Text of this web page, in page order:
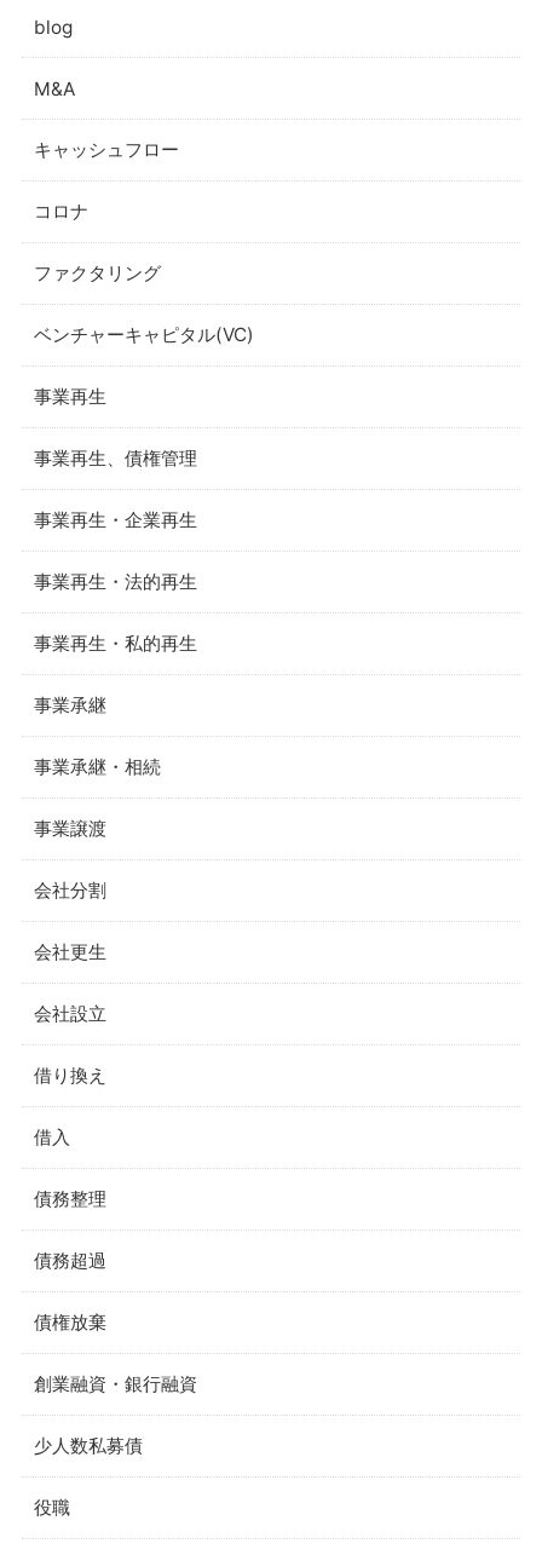
blog
M&A
キャッシュフロー
コロナ
ファクタリング
ベンチャーキャピタル(VC)
事業再生
事業再生、債権管理
事業再生・企業再生
事業再生・法的再生
事業再生・私的再生
事業承継
事業承継・相続
事業譲渡
会社分割
会社更生
会社設立
借り換え
借入
債務整理
債務超過
債権放棄
創業融資・銀行融資
少人数私募債
役職